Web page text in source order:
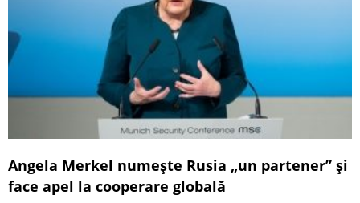
Angela Merkel numeşte Rusia „un partener” și
face apel la cooperare globală